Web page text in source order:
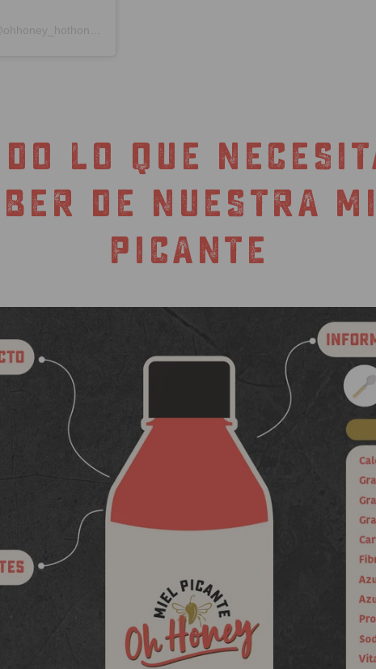
Una publicación compartida de Miel picante | OH HONEY (@ohhoney_hothoney)
LO QUE
DE NUESTRA
PICANTE